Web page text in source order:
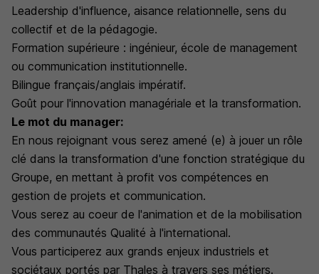
Leadership d'influence, aisance relationnelle, sens du
collectif et de la pédagogie.
Formation supérieure : ingénieur, école de management
ou communication institutionnelle.
Bilingue français/anglais impératif.
Goût pour l'innovation managériale et la transformation.
Le mot du manager:
En nous rejoignant vous serez amené (e) à jouer un rôle
clé dans la transformation d'une fonction stratégique du
Groupe, en mettant à profit vos compétences en
gestion de projets et communication.
Vous serez au coeur de l'animation et de la mobilisation
des communautés Qualité à l'international.
Vous participerez aux grands enjeux industriels et
sociétaux portés par Thales à travers ses métiers.